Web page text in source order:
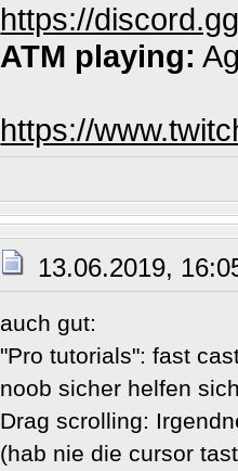
https://
ATM playing:
https://
13.06.2019,
auch gut:
"Pro tutorials": fast
noob sicher helfen
Drag scrolling:
(hab nie die cursor